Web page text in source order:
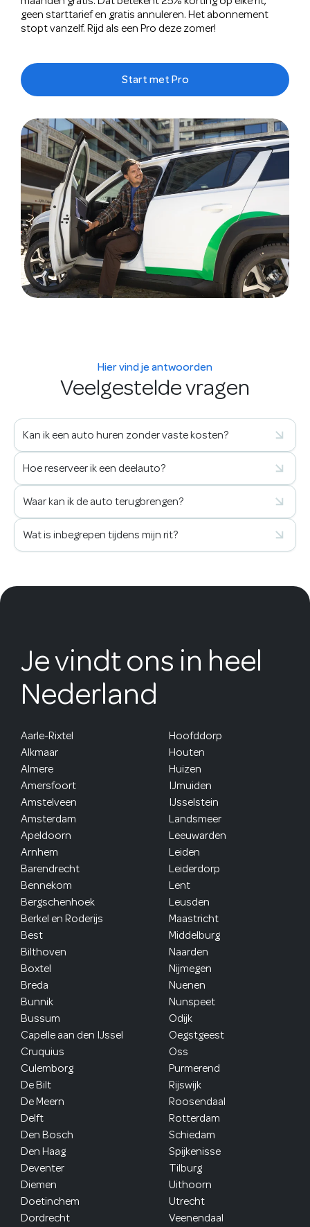
geen starttarief en gratis annuleren. Het abonnement
stopt vanzelf. Rijd als een Pro deze zomer!
Start met Pro
Hier vind je antwoorden
Veelgestelde vragen
Kan ik een auto huren zonder vaste kosten?
Hoe reserveer ik een deelauto?
Waar kan ik de auto terugbrengen?
Wat is inbegrepen tijdens mijn rit?
Je vindt ons in heel
Nederland
Aarle-Rixtel
Alkmaar
Almere
Amersfoort
Amstelveen
Amsterdam
Apeldoorn
Arnhem
Barendrecht
Bennekom
Bergschenhoek
Berkel en Roderijs
Best
Bilthoven
Boxtel
Breda
Bunnik
Bussum
Capelle aan den IJssel
Cruquius
Culemborg
De Bilt
De Meern
Delft
Den Bosch
Den Haag
Deventer
Diemen
Doetinchem
Dordrecht
Hoofddorp
Houten
Huizen
IJmuiden
IJsselstein
Landsmeer
Leeuwarden
Leiden
Leiderdorp
Lent
Leusden
Maastricht
Middelburg
Naarden
Nijmegen
Nuenen
Nunspeet
Odijk
Oegstgeest
Oss
Purmerend
Rijswijk
Roosendaal
Rotterdam
Schiedam
Spijkenisse
Tilburg
Uithoorn
Utrecht
Veenendaal